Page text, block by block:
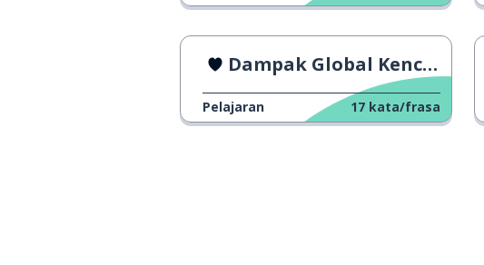
Dampak Global Kencan Online
Pelajaran 17 kata/frasa